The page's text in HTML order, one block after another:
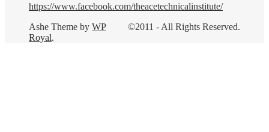
https://www.facebook.com/theacetechnicalinstitute/
©2011 - All Rights Reserved.
Ashe Theme by WP
Royal.